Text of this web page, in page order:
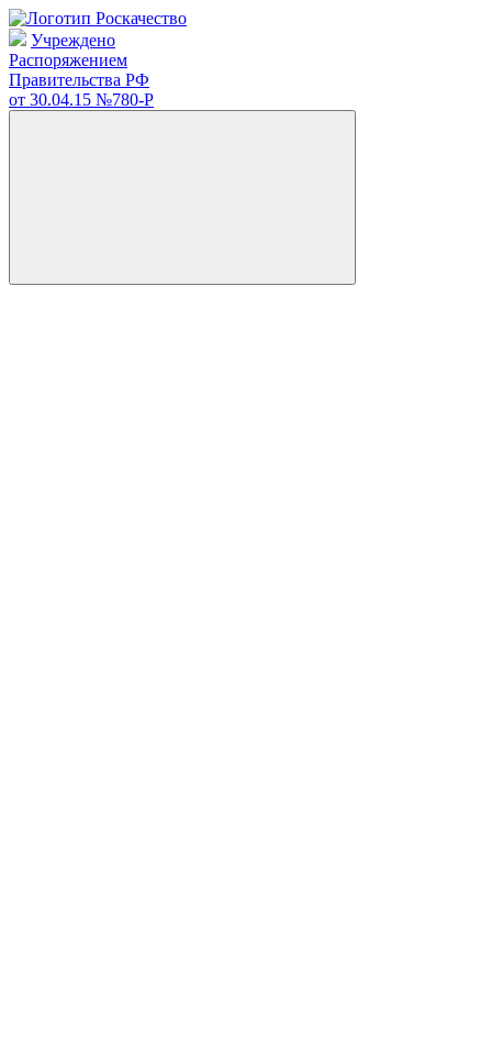
Учреждено
Распоряжением
Правительства РФ
от 30.04.15 №780-Р